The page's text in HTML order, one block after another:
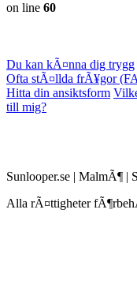
on line 60
Du kan kÃ¤nna dig trygg
Ofta stÃ¤llda frÃ¥gor
Hitta din ansiktsform
till mig?
Sunlooper.se | MalmÃ¶ |
Alla rÃ¤ttigheter